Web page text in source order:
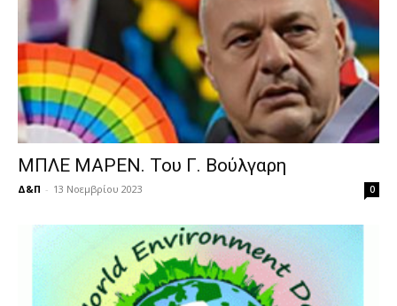
ΜΠΛΕ ΜΑΡΕΝ. Του Γ. Βούλγαρη
Δ&Π - 13 Νοεμβρίου 2023 0